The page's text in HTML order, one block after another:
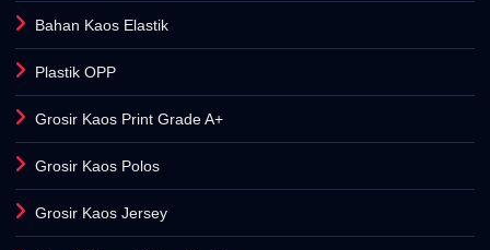
Bahan Kaos Elastik
Plastik OPP
Grosir Kaos Print Grade A+
Grosir Kaos Polos
Grosir Kaos Jersey